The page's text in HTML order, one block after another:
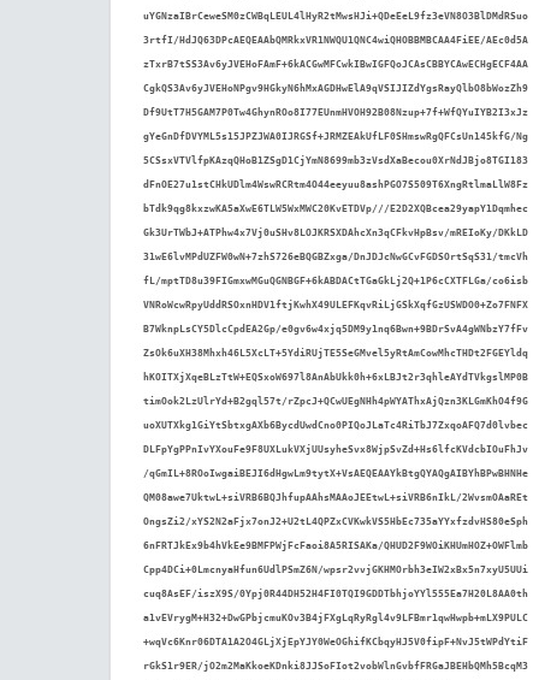
uYGNzaIBrCeweSM0zCWBqLEUL4lHyR2tMwsHJi+QDeEeL9fz3eVN8O3BlDMdRSuo
3rtfI/HdJQ63DPcAEQEAAbQMRkxVR1NWQU1QNC4wiQHOBBMBCAA4FiEE/AEc0d5A
zTxrB7tSS3Av6yJVEHoFAmF+6kACGwMFCwkIBwIGFQoJCAsCBBYCAwECHgECF4AA
CgkQS3Av6yJVEHoNPgv9HGkyN6hMxAGDHwElA9qVSIJIZdYgsRayQlbO8bWozZh9
Df9UtT7H5GAM7P0Tw4GhynROo8I77EUnmHVOH92B08Nzup+7f+WfQYuIYB2I3xJz
gYeGnDfDVYML5s15JPZJWA0IJRGSf+JRMZEAkUfLF0SHmswRgQFCsUn145kfG/Ng
5CSsxVTVlfpKAzqQHoB1ZSgD1CjYmN8699mb3zVsdXaBecou0XrNdJBjo8TGI183
dFnOE27u1stCHkUDlm4WswRCRtm4O44eeyuu8ashPGO7S509T6XngRtlmaLlW8Fz
bTdk9qg8kxzwKA5aXwE6TLW5WxMWC20KvETDVp///E2D2XQBcea29yapY1Dqmhec
Gk3UrTWbJ+ATPhw4x7Vj0uSHv8LOJKRSXDAhcXn3qCFkvHpBsv/mREIoKy/DKkLD
31wE6lvMPdUZFW0wN+7zhS726eBQGBZxga/DnJDJcNwGCvFGDSOrtSqS31/tmcVh
fL/mptTD8u39FIGmxwMGuQGNBGF+6kABDACtTGaGkLj2Q+1P6cCXTFLGa/co6isb
VNRoWcwRpyUddRSOxnHDV1ftjKwhX49ULEFKqvRiLjGSkXqfGzUSWDO0+Zo7FNFX
B7WknpLsCY5DlcCpdEA2Gp/e0gv6w4xjq5DM9y1nq6Bwn+9BDrSvA4gWNbzY7fFv
ZsOk6uXH38Mhxh46L5XcLT+5YdiRUjTE5SeGMvel5yRtAmCowMhcTHDt2FGEYldq
hKOITXjXqeBLzTtW+EQSxoW697l8AnAbUkk0h+6xLBJt2r3qhleAYdTVkgslMP0B
timOok2LzUlrYd+B2gql57t/rZpcJ+QCwUEgNHh4pWYAThxAjQzn3KLGmKhO4f9G
uoXUTXkg1GiYtSbtxgAXb6BycdUwdCno0PIQoJLaTc4RiTbJ7ZxqoAFQ7d0lvbec
DLFpYgPPnIvYXouFe9F8UXLukVXjUUsyheSvx8WjpSvZd+Hs6lfcKVdcbIOuFhJv
/qGmIL+8ROoIwgaiBEJI6dHgwLm9tytX+VsAEQEAAYkBtgQYAQgAIBYhBPwBHNHe
QM08awe7UktwL+siVRB6BQJhfupAAhsMAAoJEEtwL+siVRB6nIkL/2WvsmOAaREt
OngsZi2/xYS2N2aFjx7onJ2+U2tL4QPZxCVKwkVS5HbEc735aYYxfzdvHS80eSph
6nFRTJkEx9b4hVkEe9BMFPWjFcFaoi8A5RISAKa/QHUD2F9WOiKHUmHOZ+OWFlmb
Cpp4DCi+0LmcnyaHfun6UdlPSmZ6N/wpsr2vvjGKHMOrbh3eIW2xBx5n7xyU5UUi
cuq8AsEF/iszX9S/0Ypj0R44DH52H4FI0TQI9GDDTbhjoYYl555Ea7H20L8AA0th
a1vEVrygM+H32+DwGPbjcmuKOv3B4jFXgLqRyRgl4v9LFBmr1qwHwpb+mLX9PULC
+wqVc6Knr06DTA1A2O4GLjXjEpYJY0WeOGhifKCbqyHJ5V0fipF+NvJ5tWPdYtiF
rGkS1r9ER/jO2m2MaKkoeKDnki8JJSoFIot2vobWlnGvbfFRGaJBEHbQMh5BcqM3